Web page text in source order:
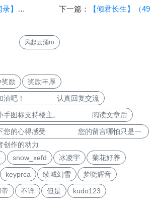
（第2 下一篇： 【倾君长生】（49
风起云涌ro
励 奖励丰厚
加油吧！ 认真回复交流
小手图标支持楼主。 阅读文章后
下您的心得感受 您的留言哪怕只是一
创作的动力
snow_xefd 冰凌宇 菊花好养
keyprca 绫城幻雪 梦晓辉音
不详 但是 kudo123